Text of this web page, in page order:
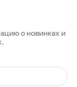
о новинках и